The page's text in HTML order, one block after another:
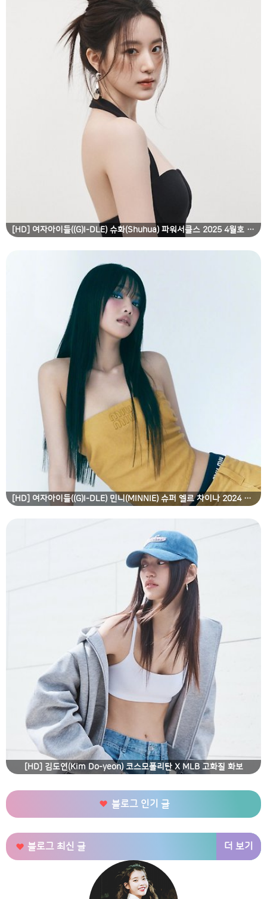
[HD] 여자아이들((G)I-DLE) 슈화(Shuhua) 파워서클스 2025 4월호 고화질 화보
[HD] 여자아이들((G)I-DLE) 민니(MINNIE) 슈퍼 엘르 차이나 2024 4월호 고화질 화보
[HD] 김도연(Kim Do-yeon) 코스모폴리탄 X MLB 고화질 화보
블로그 인기 글
블로그 최신 글 더 보기